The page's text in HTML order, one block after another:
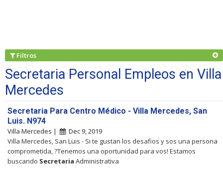
Filtros
Secretaria Personal Empleos en Villa
Mercedes
Secretaria Para Centro Médico - Villa Mercedes, San
Luis. N974
Villa Mercedes |
Dec 9, 2019
Villa Mercedes, San Luis - Si te gustan los desafios y sos una persona
comprometida, ?Tenemos una oportunidad para vos! Estamos
buscando Secretaria Administrativa